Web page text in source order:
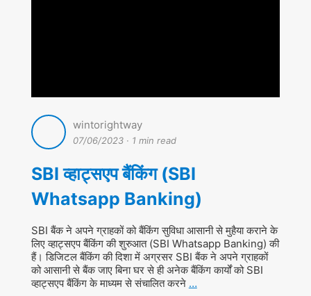
wintorightway
07/06/2023· 1 min read
SBI व्हाट्सएप बैंकिंग (SBI
Whatsapp Banking)
SBI बैंक ने अपने ग्राहकों को बैंकिंग सुविधा आसानी से मुहैया कराने के
लिए व्हाट्सएप बैंकिंग की शुरुआत (SBI Whatsapp Banking) की
हैं। डिजिटल बैंकिंग की दिशा में अग्रसर SBI बैंक ने अपने ग्राहकों
को आसानी से बैंक जाए बिना घर से ही अनेक बैंकिंग कार्यों को SBI
व्हाट्सएप बैंकिंग के माध्यम से संचालित करने …